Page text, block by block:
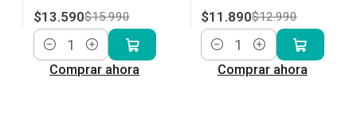
$13.590$15.990
Cantidad
Comprar ahora
$11.890$12.990
Cantidad
Comprar ahora